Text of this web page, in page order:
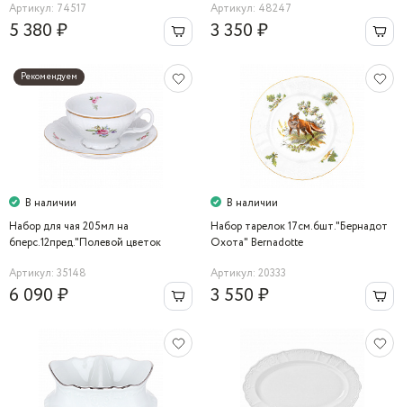
Артикул: 74517
5 380 ₽
Артикул: 48247
3 350 ₽
Рекомендуем
В наличии
Набор для чая 205мл на
6перс.12пред."Полевой цветок
Артикул: 35148
6 090 ₽
В наличии
Набор тарелок 17см.6шт."Бернадот
Охота" Bernadotte
Артикул: 20333
3 550 ₽